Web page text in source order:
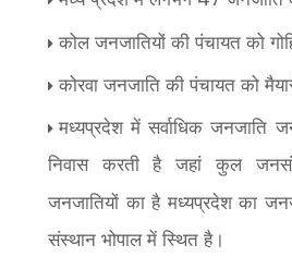
कोल जनजातियों की पंचायत को
कोरवा जनजाति की पंचायत को
मध्यप्रदेश में सर्वाधिक जनजाति
निवास करती है जहां कुल
जनजातियों का है मध्यप्रदेश का
संस्थान भोपाल में स्थित है।